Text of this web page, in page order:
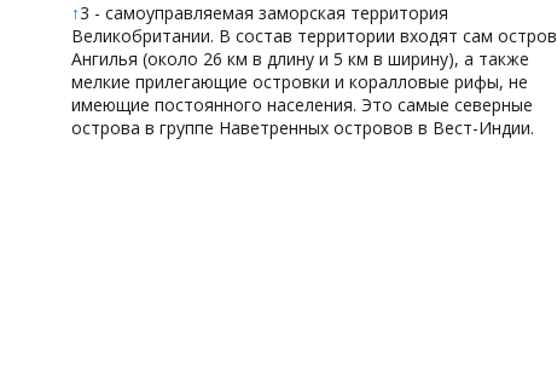
↑3 - самоуправляемая заморская территория
Великобритании. В состав территории входят сам остров
Ангилья (около 26 км в длину и 5 км в ширину), а также
мелкие прилегающие островки и коралловые рифы, не
имеющие постоянного населения. Это самые северные
острова в группе Наветренных островов в Вест-Индии.